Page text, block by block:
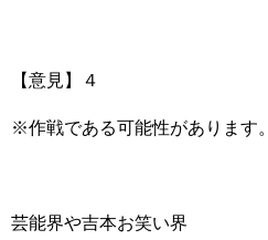
【意見】４
※作戦である可能性があります。
芸能界や吉本お笑い界